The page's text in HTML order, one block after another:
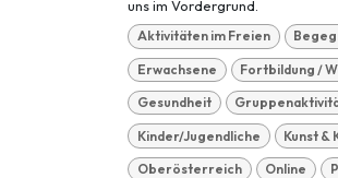
uns im Vordergrund.
Aktivitäten im Freien
Erwachsene Fortbildung /
Gesundheit
Kinder/Jugendliche Kunst &
Oberösterreich Online